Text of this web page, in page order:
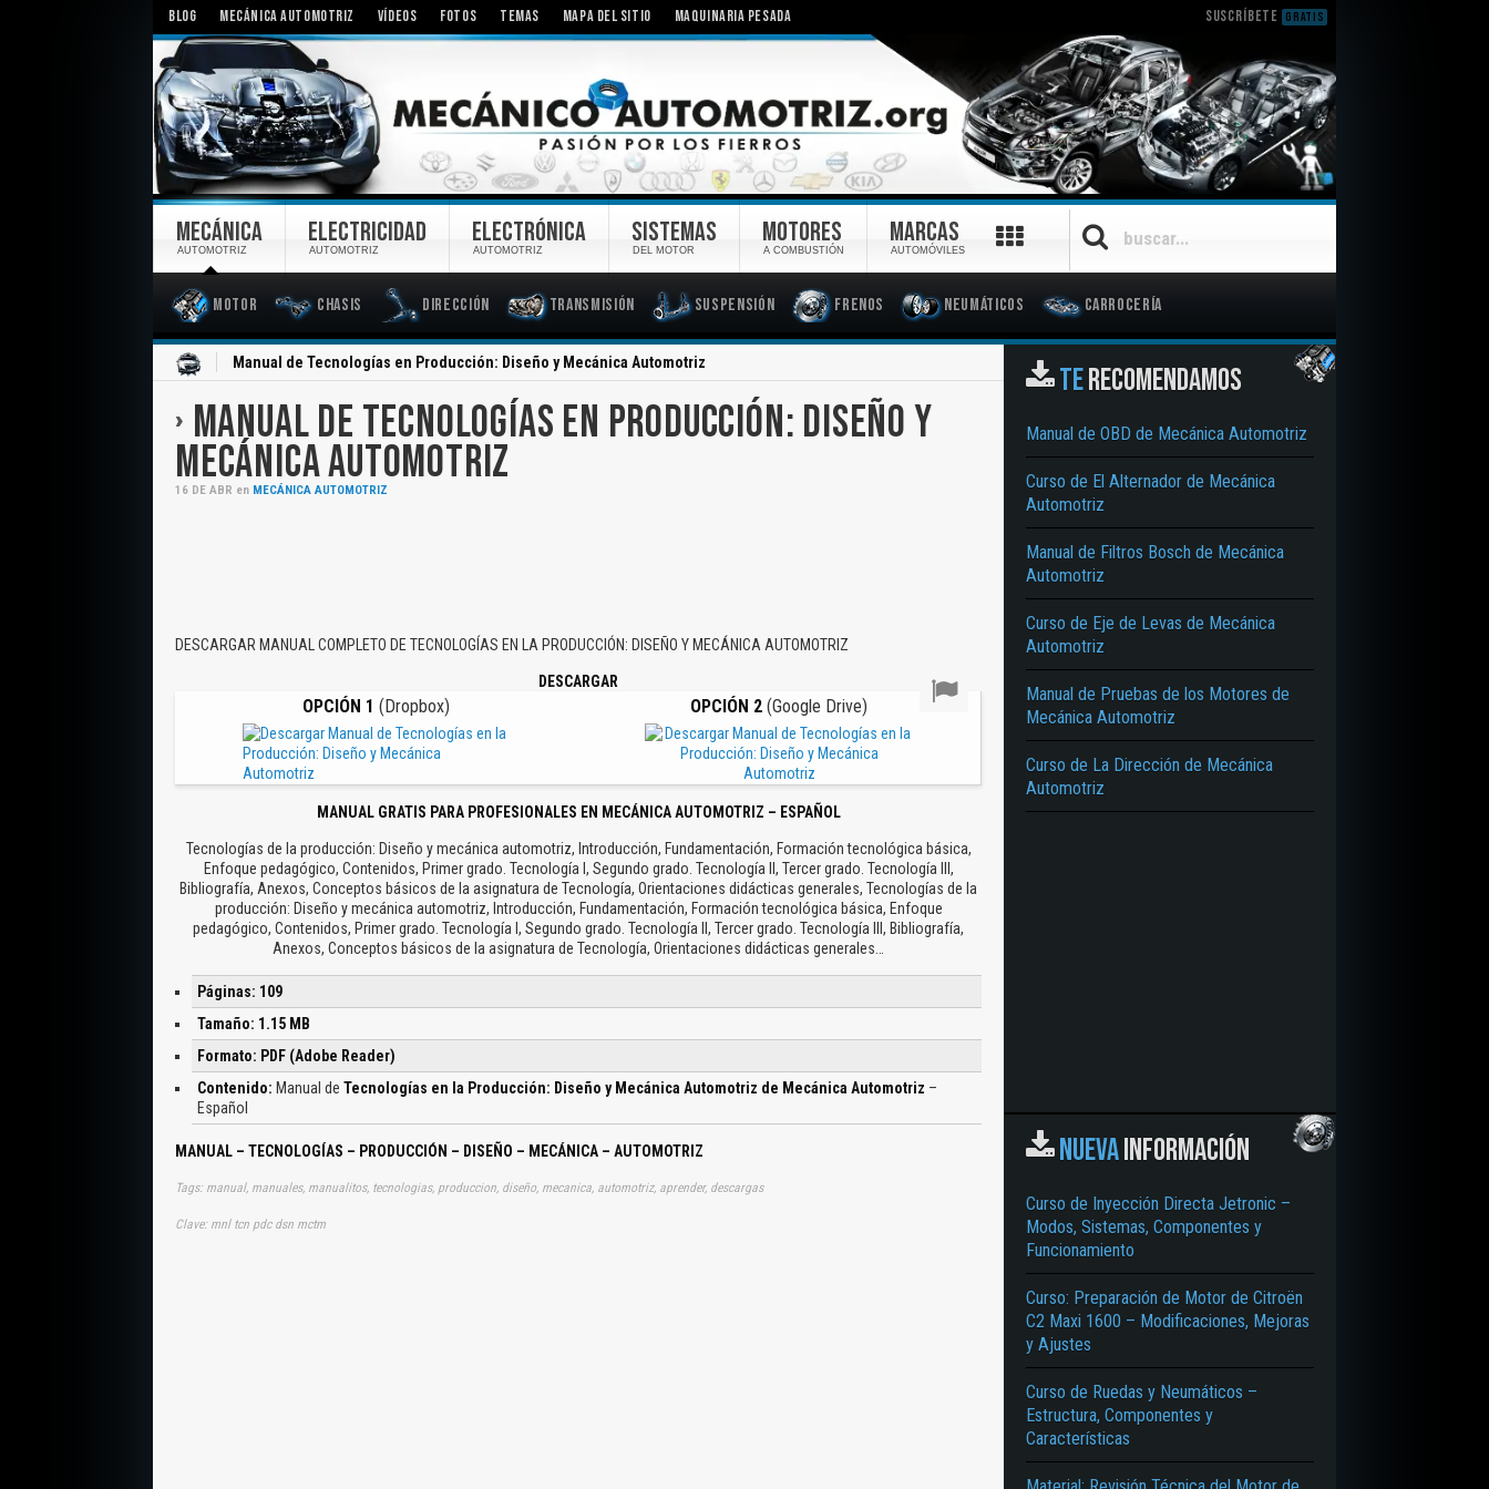
BLOG MECÁNICA AUTOMOTRIZ VÍDEOS FOTOS TEMAS MAPA DEL SITIO MAQUINARIA PESADA SUSCRÍBETE GRATIS
MECÁNICA
AUTOMOTRIZ
Motor Chasis Dirección Transmisión Suspensión Frenos Neumáticos Carrocería
ELECTRICIDAD
AUTOMOTRIZ
ELECTRÓNICA
AUTOMOTRIZ
SISTEMAS
DEL MOTOR
MOTORES
A COMBUSTIÓN
MARCAS
AUTOMÓVILES
Manual de Tecnologías en Producción: Diseño y Mecánica Automotriz
MANUAL DE TECNOLOGÍAS EN PRODUCCIÓN: DISEÑO Y
MECÁNICA AUTOMOTRIZ
16 DE ABR en MECÁNICA AUTOMOTRIZ
DESCARGAR MANUAL COMPLETO DE TECNOLOGÍAS EN LA PRODUCCIÓN: DISEÑO Y MECÁNICA AUTOMOTRIZ
DESCARGAR
OPCIÓN 1 (Dropbox) OPCIÓN 2 (Google Drive)
MANUAL GRATIS PARA PROFESIONALES EN MECÁNICA AUTOMOTRIZ – ESPAÑOL
Tecnologías de la producción: Diseño y mecánica automotriz, Introducción, Fundamentación, Formación tecnológica básica,
Enfoque pedagógico, Contenidos, Primer grado. Tecnología I, Segundo grado. Tecnología II, Tercer grado. Tecnología III,
Bibliografía, Anexos, Conceptos básicos de la asignatura de Tecnología, Orientaciones didácticas generales, Tecnologías de la
producción: Diseño y mecánica automotriz, Introducción, Fundamentación, Formación tecnológica básica, Enfoque
pedagógico, Contenidos, Primer grado. Tecnología I, Segundo grado. Tecnología II, Tercer grado. Tecnología III, Bibliografía,
Anexos, Conceptos básicos de la asignatura de Tecnología, Orientaciones didácticas generales…
Páginas: 109
Tamaño: 1.15 MB
Formato: PDF (Adobe Reader)
Contenido: Manual de Tecnologías en la Producción: Diseño y Mecánica Automotriz de Mecánica Automotriz –
Español
MANUAL – TECNOLOGÍAS – PRODUCCIÓN – DISEÑO – MECÁNICA – AUTOMOTRIZ
Tags: manual, manuales, manualitos, tecnologias, produccion, diseño, mecanica, automotriz, aprender, descargas
Clave: mnl tcn pdc dsn mctm
TERECOMENDAMOS
Manual de OBD de Mecánica Automotriz
Curso de El Alternador de Mecánica
Automotriz
Manual de Filtros Bosch de Mecánica
Automotriz
Curso de Eje de Levas de Mecánica
Automotriz
Manual de Pruebas de los Motores de
Mecánica Automotriz
Curso de La Dirección de Mecánica
Automotriz
NUEVAINFORMACIÓN
Curso de Inyección Directa Jetronic –
Modos, Sistemas, Componentes y
Funcionamiento
Curso: Preparación de Motor de Citroën
C2 Maxi 1600 – Modificaciones, Mejoras
y Ajustes
Curso de Ruedas y Neumáticos –
Estructura, Componentes y
Características